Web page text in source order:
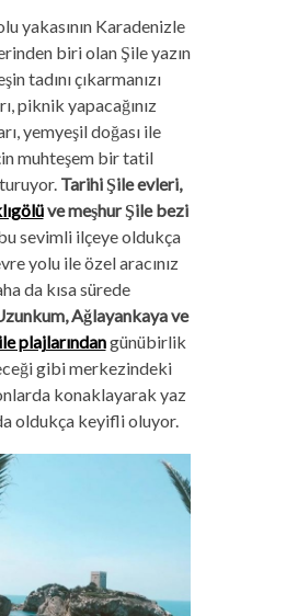
yakasının Karadenizle
biri olan Şile yazın
tadını çıkarmanızı
piknik yapacağınız
yemyeşil doğası ile
muhteşem bir tatil
Tarihi Şile evleri,
ve meşhur Şile bezi
sevimli ilçeye oldukça
yolu ile özel aracınız
da kısa sürede
Ağlayankaya ve
plajlarındangünübirlik
gibi merkezindeki
konaklayarak yaz
oldukça keyifli oluyor.